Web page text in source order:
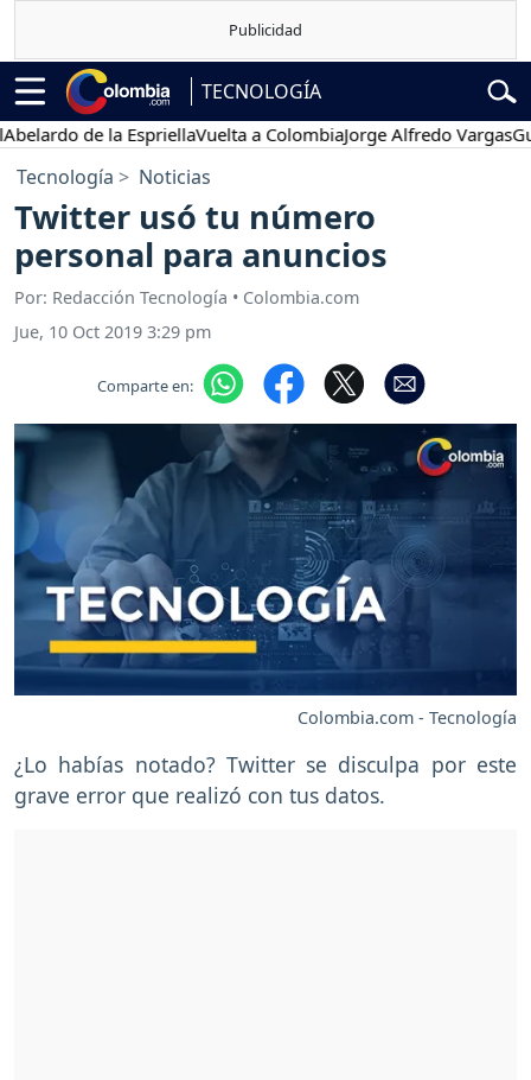
TECNOLOGÍA
de la EspriellaVuelta a ColombiaJorge Alfredo Vargas
Tecnología Noticias
Twitter usó tu número
personal para anuncios
Por: Redacción Tecnología • Colombia.com
Jue, 10 Oct 2019 3:29 pm
Comparte en:
Colombia.com - Tecnología
¿Lo habías notado? Twitter se disculpa por este
grave error que realizó con tus datos.